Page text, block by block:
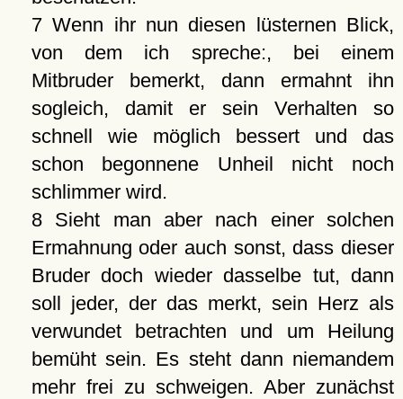
7 Wenn ihr nun diesen lüsternen Blick,
von dem ich spreche:, bei einem
Mitbruder bemerkt, dann ermahnt ihn
sogleich, damit er sein Verhalten so
schnell wie möglich bessert und das
schon begonnene Unheil nicht noch
schlimmer wird.
8 Sieht man aber nach einer solchen
Ermahnung oder auch sonst, dass dieser
Bruder doch wieder dasselbe tut, dann
soll jeder, der das merkt, sein Herz als
verwundet betrachten und um Heilung
bemüht sein. Es steht dann niemandem
mehr frei zu schweigen. Aber zunächst